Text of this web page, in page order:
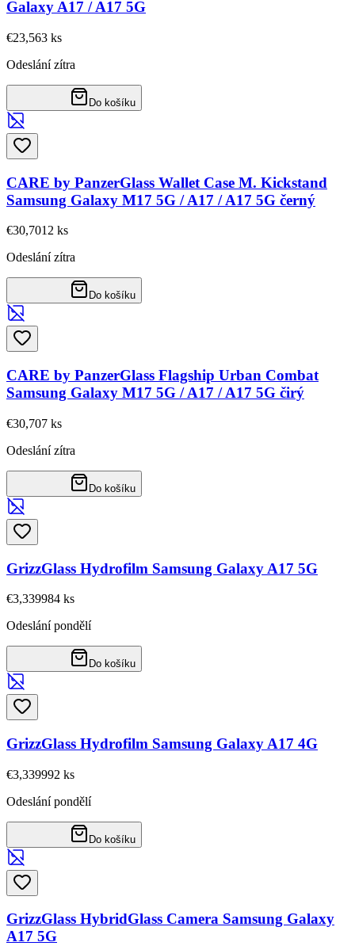
Galaxy A17 / A17 5G
€23,563 ks
Odeslání zítra
Do košíku
CARE by PanzerGlass Wallet Case M. Kickstand
Samsung Galaxy M17 5G / A17 / A17 5G černý
€30,7012 ks
Odeslání zítra
Do košíku
CARE by PanzerGlass Flagship Urban Combat
Samsung Galaxy M17 5G / A17 / A17 5G čirý
€30,707 ks
Odeslání zítra
Do košíku
GrizzGlass Hydrofilm Samsung Galaxy A17 5G
€3,339984 ks
Odeslání pondělí
Do košíku
GrizzGlass Hydrofilm Samsung Galaxy A17 4G
€3,339992 ks
Odeslání pondělí
Do košíku
GrizzGlass HybridGlass Camera Samsung Galaxy
A17 5G